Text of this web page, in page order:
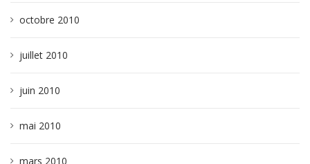
octobre 2010
juillet 2010
juin 2010
mai 2010
mars 2010